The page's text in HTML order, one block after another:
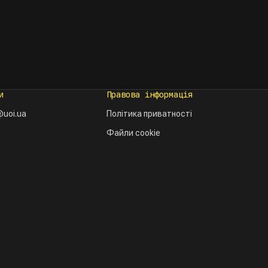
Правова інформація
Політика приватності
Файли cookie